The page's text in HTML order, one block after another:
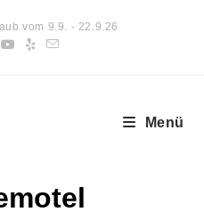
vom 9.9. - 22.9.26
Menü